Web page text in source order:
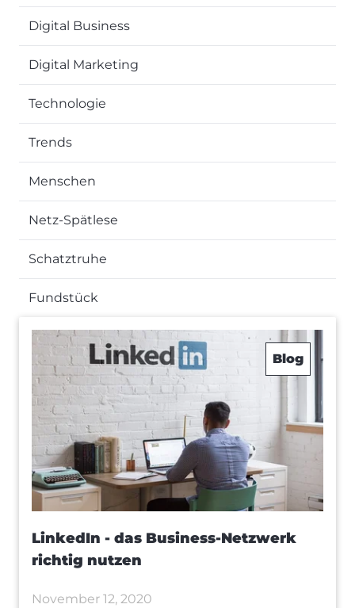
Digital Business
Digital Marketing
Technologie
Trends
Menschen
Netz-Spätlese
Schatztruhe
Fundstück
Blog
LinkedIn - das Business-Netzwerk
richtig nutzen
November 12, 2020